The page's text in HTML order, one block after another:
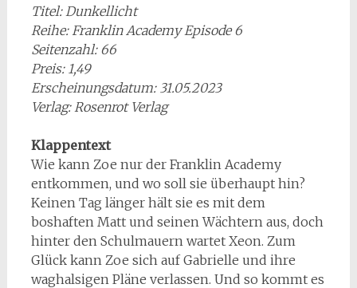
Titel: Dunkellicht
Reihe: Franklin Academy Episode 6
Seitenzahl: 66
Preis: 1,49
Erscheinungsdatum: 31.05.2023
Verlag: Rosenrot Verlag
Klappentext
Wie kann Zoe nur der Franklin Academy
entkommen, und wo soll sie überhaupt hin?
Keinen Tag länger hält sie es mit dem
boshaften Matt und seinen Wächtern aus, doch
hinter den Schulmauern wartet Xeon. Zum
Glück kann Zoe sich auf Gabrielle und ihre
waghalsigen Pläne verlassen. Und so kommt es